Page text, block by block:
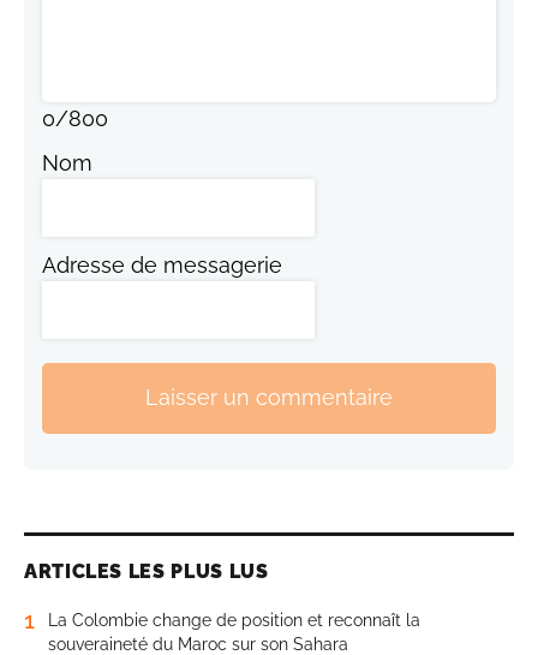
0/800
Nom
Adresse de messagerie
Laisser un commentaire
ARTICLES LES PLUS LUS
1
La Colombie change de position et reconnaît la
souveraineté du Maroc sur son Sahara